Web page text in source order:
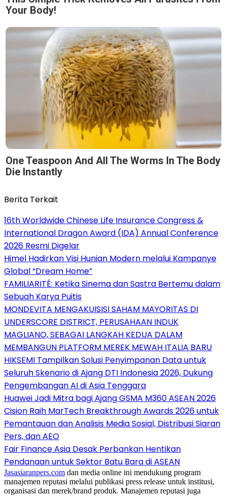
Your Body!
One Teaspoon And All The Worms In The Body
Die Instantly
Berita Terkait
16th Worldwide Chinese Life Insurance Congress &
International Dragon Award (IDA) Annual Conference
2026 Resmi Digelar
Himel Hadirkan Visi Hunian Modern melalui Kampanye
Global “Dream Home”
FAMILIARITÉ: Ketika Sinema dan Sastra Bertemu dalam
Sebuah Karya Puitis
MONDEVITA MENGAKUISISI SAHAM MAYORITAS DI
UNDERSCORE DISTRICT, PERUSAHAAN INDUK
MAGLIANO, SEBAGAI LANGKAH KEDUA DALAM
MEMBANGUN PLATFORM MEREK MEWAH ITALIA BARU
HIKSEMI Tampilkan Solusi Penyimpanan Data untuk
Seluruh Skenario di Ajang DTI Indonesia 2026, Dukung
Pengembangan AI di Asia Tenggara
Huawei Jadi Mitra bagi Ajang GSMA M360 ASEAN 2026
Cision Raih MarTech Breakthrough Awards 2026 untuk
Pemantauan dan Analisis Media Sosial, Distribusi Siaran
Pers, dan AEO
Fair Finance Asia Desak Perbankan Hentikan
Pendanaan untuk Sektor Batu Bara di ASEAN
Jasasiaranpers.com dan media online ini mendukung program
manajemen reputasi melalui publikasi press release untuk institusi,
organisasi dan merek/brand produk. Manajemen reputasi juga